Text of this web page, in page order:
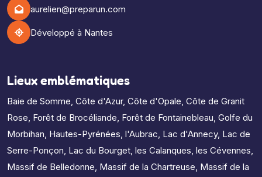
aurelien@preparun.com
Développé à Nantes
Lieux emblématiques
Baie de Somme, Côte d'Azur, Côte d'Opale, Côte de Granit
Rose, Forêt de Brocéliande, Forêt de Fontainebleau, Golfe du
Morbihan, Hautes-Pyrénées, l'Aubrac, Lac d'Annecy, Lac de
Serre-Ponçon, Lac du Bourget, les Calanques, les Cévennes,
Massif de Belledonne, Massif de la Chartreuse, Massif de la